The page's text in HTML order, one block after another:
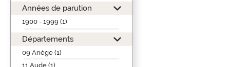
Années de parution
1900 - 1999 (1)
Départements
09 Ariège (1)
11 Aude (1)